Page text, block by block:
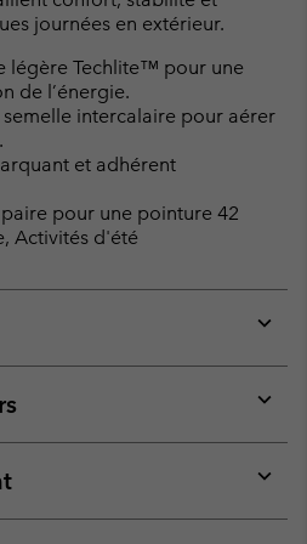
journées en extérieur.
légère Techlite™ pour une
de l’énergie.
intercalaire pour aérer
et adhérent
pour une pointure 42
Activités d'été
or
or
or